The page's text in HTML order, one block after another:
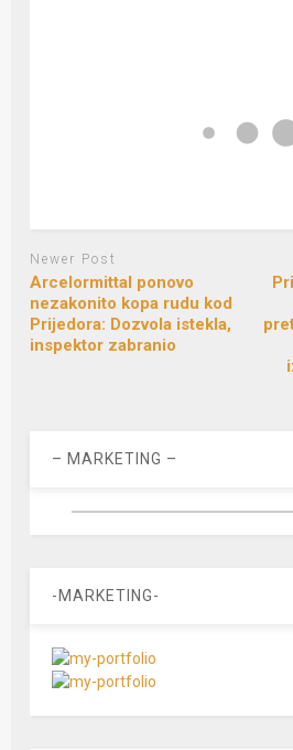
Newer Post
Arcelormittal ponovo
nezakonito kopa rudu kod
Prijedora: Dozvola istekla,
inspektor zabranio
– MARKETING –
-MARKETING-